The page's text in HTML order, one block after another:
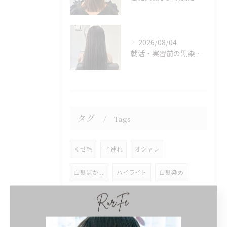
2026/08/04
就活・実習前の黒染めはちょっと待って！次のカラーも楽しみたい方へ♪
タグ Tags
くせ毛 子連れ オシャレ
白髪ぼかし ハイライト 白髪染め
女性のみ まつ毛パーマ
ロッド 奥目 効果 違い 知恵袋